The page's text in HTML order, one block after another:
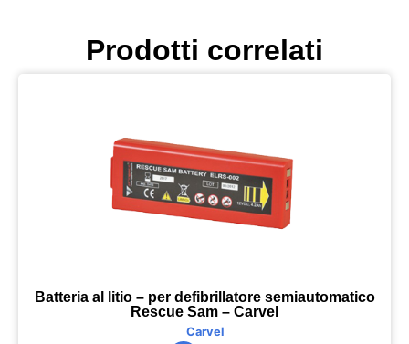
Prodotti correlati
Batteria al litio – per defibrillatore semiautomatico
Rescue Sam – Carvel
Carvel